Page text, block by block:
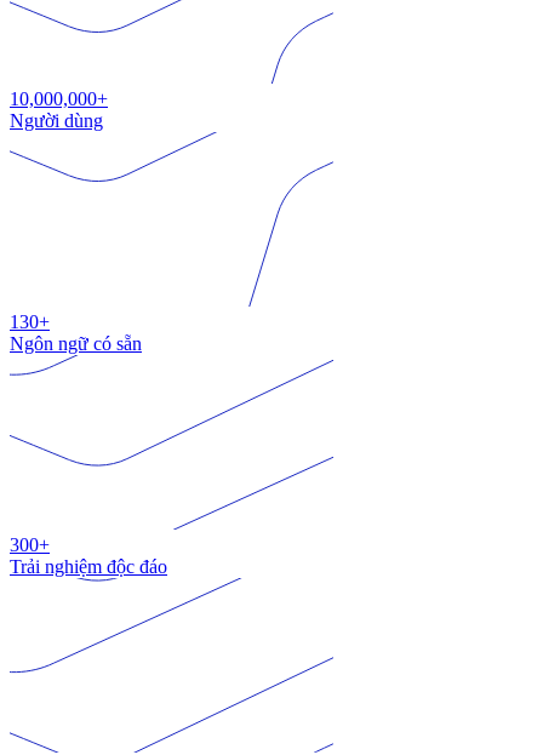
10,000,000+
Người dùng
130+
Ngôn ngữ có sẵn
300+
Trải nghiệm độc đáo